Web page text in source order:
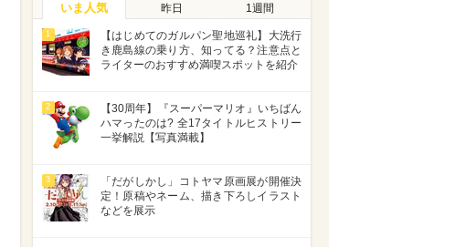
いま人気 昨日 1週間
1
【はじめてのガルパン聖地巡礼】大洗行
き鹿島線の乗り方、知ってる？注意点と
ライターのおすすめ満喫スポットを紹介
2
【30周年】『スーパーマリオ』いちばん
ハマったのは? 全17タイトルヒストリー
一挙解説【写真満載】
3
「だがしかし」コトヤマ原画展が開催決
定！原稿やネーム、描き下ろしイラスト
などを展示